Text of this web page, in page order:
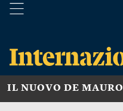
IL NUOVO DE MAURO